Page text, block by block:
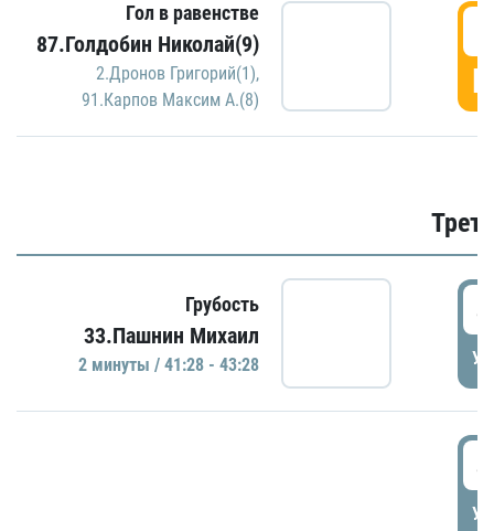
Гол в равенстве
87.Голдобин Николай(9)
2.Дронов Григорий(1),
91.Карпов Максим А.(8)
Грубость
33.Пашнин Михаил
2 минуты / 41:28 - 43:28